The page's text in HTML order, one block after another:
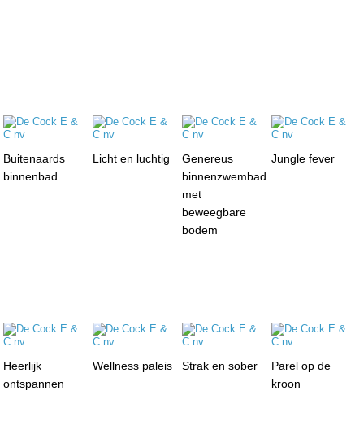
Buitenaards
binnenbad
Licht en luchtig
Genereus
binnenzwembad
met
beweegbare
bodem
Jungle fever
Heerlijk
ontspannen
Wellness paleis Strak en sober
Parel op de
kroon